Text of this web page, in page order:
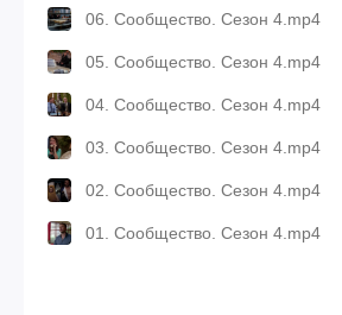
06. Сообщество. Сезон 4.mp4
05. Сообщество. Сезон 4.mp4
04. Сообщество. Сезон 4.mp4
03. Сообщество. Сезон 4.mp4
02. Сообщество. Сезон 4.mp4
01. Сообщество. Сезон 4.mp4